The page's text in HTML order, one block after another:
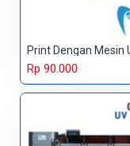
Rp 90.000